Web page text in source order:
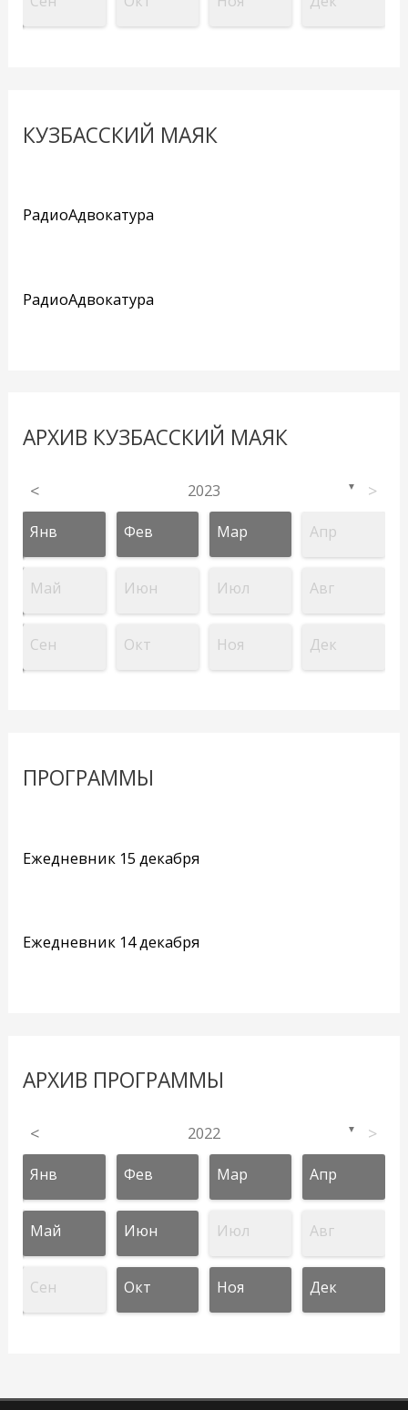
КУЗБАССКИЙ МАЯК
РадиоАдвокатура
РадиоАдвокатура
АРХИВ КУЗБАССКИЙ МАЯК
< 2023 ▼ >
Янв Фев Мар Апр
Май Июн Июл Авг
Сен Окт Ноя Дек
ПРОГРАММЫ
Ежедневник 15 декабря
Ежедневник 14 декабря
АРХИВ ПРОГРАММЫ
< 2022 ▼ >
Янв Фев Мар Апр
Май Июн Июл Авг
Сен Окт Ноя Дек